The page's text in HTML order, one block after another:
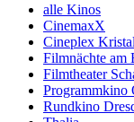
alle Kinos
CinemaxX
Cineplex
Filmnächte am
Filmtheater
Programmkino
Rundkino